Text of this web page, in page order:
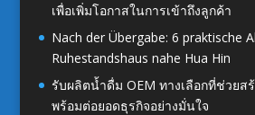
เพื่อเพิ่มโอกาสในการเข้าถึงลูกค้า
Nach der Übergabe: 6 praktische
Ruhestandshaus nahe Hua Hin
รับผลิตน้ำดื่ม OEM ทางเลือกที่ช่วยส
พร้อมต่อยอดธุรกิจอย่างมั่นใจ